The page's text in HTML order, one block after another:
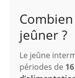
jeûner ?
Le jeûne
périodes de